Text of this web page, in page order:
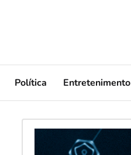
Política Entretenimento